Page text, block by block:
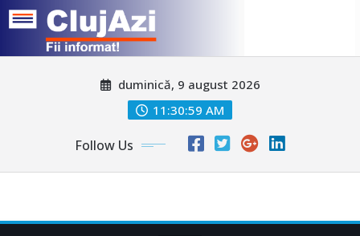
duminică, 9 august 2026
11:31:02 AM
Follow Us